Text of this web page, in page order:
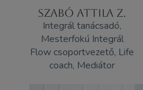
SZABÓ ATTILA Z.
Integrál tanácsadó,
Mesterfokú Integrál
Flow csoportvezető, Life
coach, Mediátor